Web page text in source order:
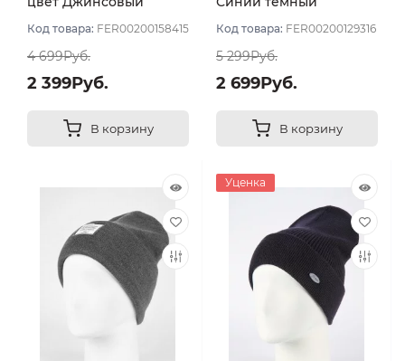
Код товара: FER00200158415
4 699Руб.
2 399Руб.
В корзину
Код товара: FER00200129316
5 299Руб.
2 699Руб.
В корзину
Уценка